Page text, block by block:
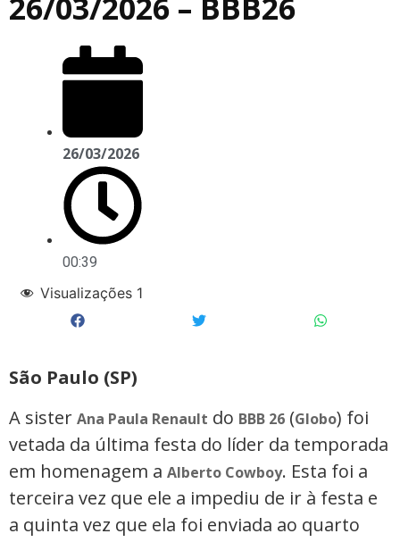
26/03/2026
00:39
Visualizações 1
São Paulo (SP)
A sister Ana Paula Renault do BBB 26 (Globo) foi
vetada da última festa do líder da temporada
em homenagem a Alberto Cowboy. Esta foi a
terceira vez que ele a impediu de ir à festa e
a quinta vez que ela foi enviada ao quarto